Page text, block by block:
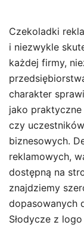
Czekoladki
i niezwykle
każdej firmy,
charakter
jako
czy
biznesowych.
reklamowych,
dostępną na
znajdziemy
dopasowanych
Słodycze z